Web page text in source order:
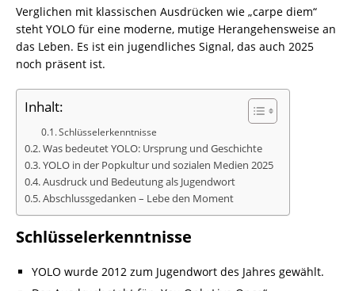
Verglichen mit klassischen Ausdrücken wie „carpe diem“
steht YOLO für eine moderne, mutige Herangehensweise an
das Leben. Es ist ein jugendliches Signal, das auch 2025
noch präsent ist.
Inhalt:
Schlüsselerkenntnisse
Was bedeutet YOLO: Ursprung und Geschichte
YOLO in der Popkultur und sozialen Medien 2025
Ausdruck und Bedeutung als Jugendwort
Abschlussgedanken – Lebe den Moment
Schlüsselerkenntnisse
YOLO wurde 2012 zum Jugendwort des Jahres gewählt.